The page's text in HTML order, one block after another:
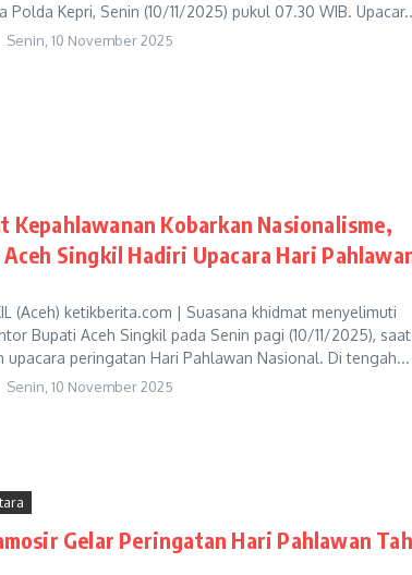
Polda Kepri, Senin (10/11/2025) pukul 07.30 WIB.
Senin, 10 November 2025
Kepahlawanan Kobarkan Nasionalisme,
Singkil Hadiri Upacara Hari
(Aceh) ketikberita.com | Suasana khidmat menyelimuti
Bupati Aceh Singkil pada Senin pagi (10/11/2025), saat
upacara peringatan Hari Pahlawan Nasional. Di tengah...
Senin, 10 November 2025
Gelar Peringatan Hari Pahlawan